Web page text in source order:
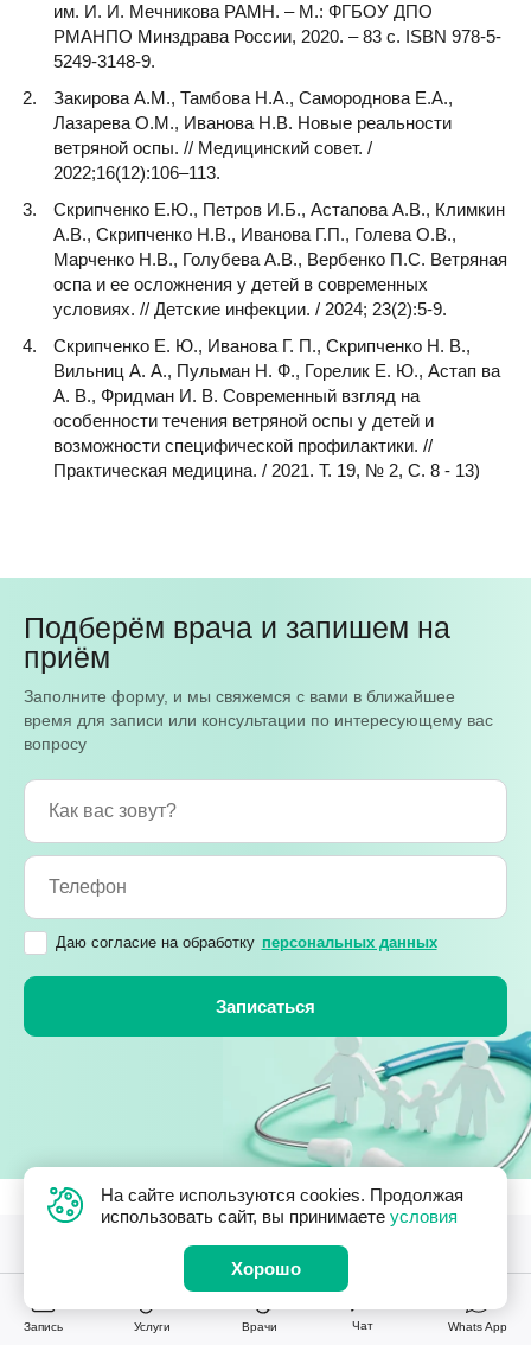
им. И. И. Мечникова РАМН. – М.: ФГБОУ ДПО
РМАНПО Минздрава России, 2020. – 83 с. ISBN 978-5-
5249-3148-9.
Закирова А.М., Тамбова Н.А., Самороднова Е.А.,
Лазарева О.М., Иванова Н.В. Новые реальности
ветряной оспы. // Медицинский совет. /
2022;16(12):106–113.
Скрипченко Е.Ю., Петров И.Б., Астапова А.В., Климкин
А.В., Скрипченко Н.В., Иванова Г.П., Голева О.В.,
Марченко Н.В., Голубева А.В., Вербенко П.С. Ветряная
оспа и ее осложнения у детей в современных
условиях. // Детские инфекции. / 2024; 23(2):5-9.
Скрипченко Е. Ю., Иванова Г. П., Скрипченко Н. В.,
Вильниц А. А., Пульман Н. Ф., Горелик Е. Ю., Астап ва
А. В., Фридман И. В. Современный взгляд на
особенности течения ветряной оспы у детей и
возможности специфической профилактики. //
Практическая медицина. / 2021. Т. 19, № 2, С. 8 - 13)
Подберём врача и запишем на
приём
Заполните форму, и мы свяжемся с вами в ближайшее
время для записи или консультации по интересующему вас
вопросу
Даю согласие на обработку персональных данных
Сеть клиник в Москве.
Работаем с 2008 года.
Запись Услуги Врачи Чат Whats App
На сайте используются cookies. Продолжая
использовать сайт, вы принимаете условия
Хорошо